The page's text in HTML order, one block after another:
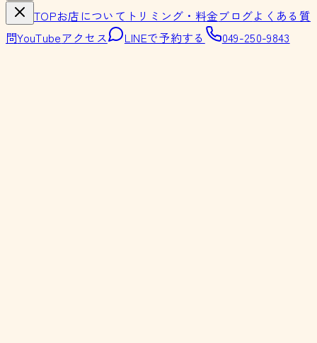
TOPお店について トリミング・料金ブログよくある質
問YouTubeアクセス LINEで予約する 049-250-9843